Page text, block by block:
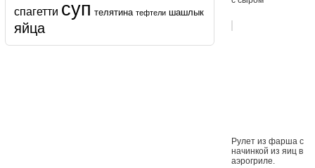
спагетти суп телятина тефтели шашлык
яйца
Рулет из фарша с
начинкой из яиц в
аэрогриле.